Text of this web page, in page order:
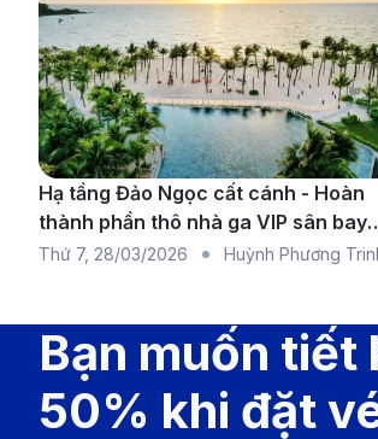
Thời điểm hiện tại, chưa có đường
trung gian, phổ biến nhất là Sân
Các chặng bay từ Pleiku Đi Côn Đảo
Khoảng 5 tiếng
Sân bay khởi hành: Sân bay
Sân bay đến: Sân bay Côn Đảo
Hạ tầng Đảo Ngọc cất cánh - Hoàn
thành phần thô nhà ga VIP sân bay
Phú Quốc
Thứ 7, 28/03/2026 Huỳnh Phương
Bạn muốn tiết
50% khi đặt